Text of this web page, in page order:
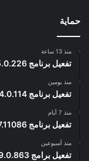
حماية
منذ 13 ساعة
تفعيل برنامج Advanced SystemCare PRO 19.5.0.226
منذ يومين
تفعيل برنامج Advanced SystemCare Ultimate 18.4.0.114
منذ 7 أيام
تفعيل برنامج Avast Premium Security 26.7.11086
منذ أسبوعين
تفعيل برامج Glary Malware Hunter Pro 1.219.0.863